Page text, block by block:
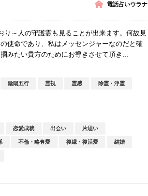
電話占いウラナ
り～人の守護霊も見ることが出来ます。何故見
使命であり、私はメッセンジャーなのだと確
みたい貴方のためにお導きさせて頂き...
陰陽五行 霊視 霊感 除霊・浄霊
恋愛成就 出会い 片思い
不倫・略奪愛 復縁・復活愛 結婚